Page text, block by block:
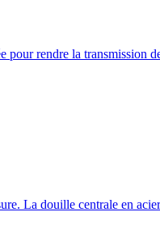
rendre la transmission
La douille centrale en